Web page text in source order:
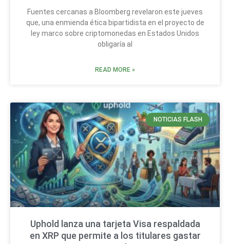
Fuentes cercanas a Bloomberg revelaron este jueves
que, una enmienda ética bipartidista en el proyecto de
ley marco sobre criptomonedas en Estados Unidos
obligaría al
READ MORE »
NOTICIAS FLASH
Uphold lanza una tarjeta Visa respaldada
en XRP que permite a los titulares gastar